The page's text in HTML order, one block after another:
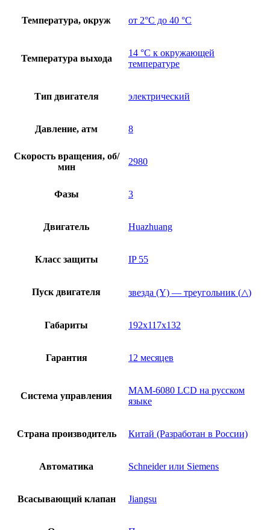
Температура, окруж от 2°C до 40 °C
Температура выхода
14 °C к окружающей
температуре
Тип двигателя электрический
Давление, атм 8
Скорость вращения, об/
мин
2980
Фазы 3
Двигатель Huazhuang
Класс защиты IP 55
Пуск двигателя звезда (Y) — треугольник (△)
Габариты 192x117x132
Гарантия 12 месяцев
Система управления
МАМ-6080 LCD на русском
языке
Страна производитель Китай (Разработан в России)
Автоматика Schneider или Siemens
Всасывающий клапан Jiangsu